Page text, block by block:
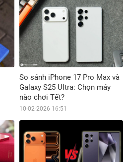
So sánh iPhone 17 Pro Max và
Galaxy S25 Ultra: Chọn máy
nào chơi Tết?
10-02-2026 16:51